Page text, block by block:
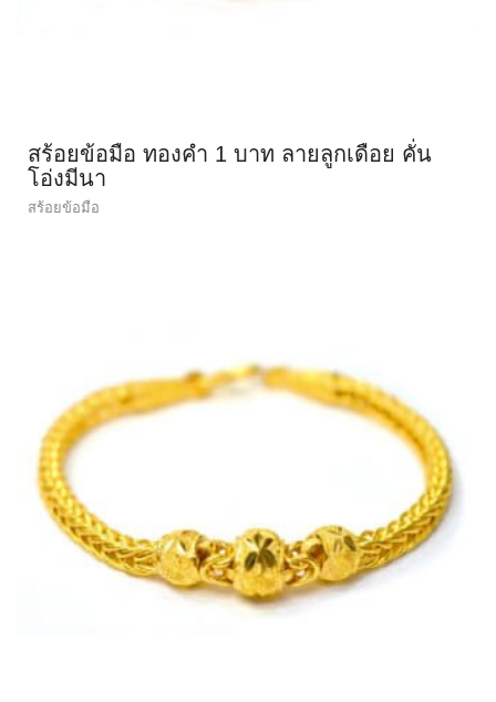
สร้อยข้อมือ ทองคำ 1 บาท ลายลูกเดือย คั่น
โอ่งมีนา
สร้อยข้อมือ